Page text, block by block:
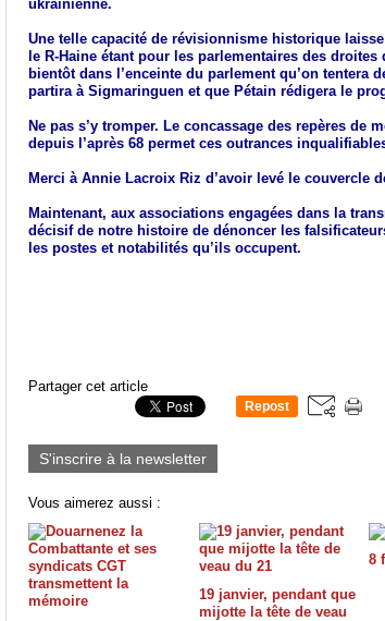
ukrainienne.
Une telle capacité de révisionnisme historique
le R-Haine étant pour les parlementaires des
bientôt dans l’enceinte du parlement qu’on tentera
partira à Sigmaringuen et que Pétain rédigera le
Ne pas s’y tromper. Le concassage des repères de
depuis l’après 68 permet ces outrances
Merci à Annie Lacroix Riz d’avoir levé le couvercle
Maintenant, aux associations engagées dans la
décisif de notre histoire de dénoncer les
les postes et notabilités qu’ils occupent.
Partager cet article
Repost
S'inscrire à la newsletter
Vous aimerez aussi :
19 janvier, pendant que
mijotte la tête de veau
8